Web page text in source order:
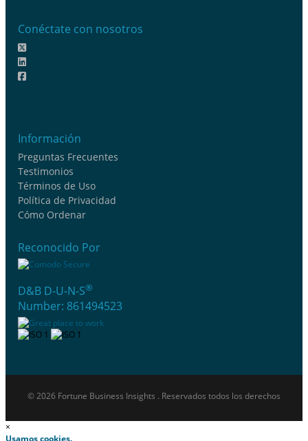
Conéctate con nosotros
Información
Preguntas Frecuentes
Testimonios
Términos de Uso
Política de Privacidad
Cómo Ordenar
Reconocido Por
D&B D-U-N-S®
Number: 861494523
© 2026 Fortune Business Insights . Reservados todos los derechos
×
Usamos cookies.